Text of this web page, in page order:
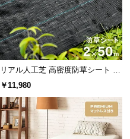
リアル人工芝 高密度防草シート 2×
50m
￥11,980